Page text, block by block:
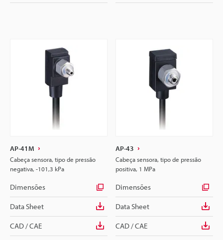
AP-41M
Cabeça sensora, tipo de pressão
negativa, -101,3 kPa
Dimensões
Data Sheet
CAD / CAE
AP-43
Cabeça sensora, tipo de pressão
positiva, 1 MPa
Dimensões
Data Sheet
CAD / CAE